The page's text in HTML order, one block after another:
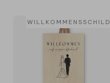
WILLKOMMENSSCHILD